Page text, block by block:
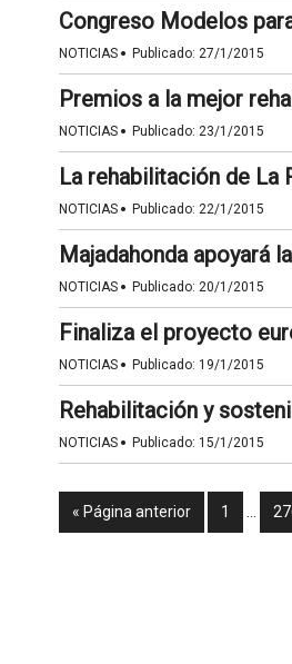
Congreso Modelos
NOTICIAS · Publicado: 27/1/2015
Premios a la mejor
NOTICIAS · Publicado: 23/1/2015
La rehabilitación de La
NOTICIAS · Publicado: 22/1/2015
Majadahonda apoyará
NOTICIAS · Publicado: 20/1/2015
Finaliza el proyecto
NOTICIAS · Publicado: 19/1/2015
Rehabilitación y
NOTICIAS · Publicado: 15/1/2015
« Página anterior 1